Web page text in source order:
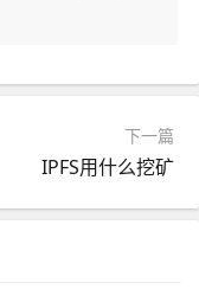
下一篇
IPFS用什么挖矿